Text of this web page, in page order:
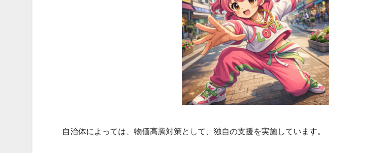
自治体によっては、物価高騰対策として、独自の支援を実施しています。